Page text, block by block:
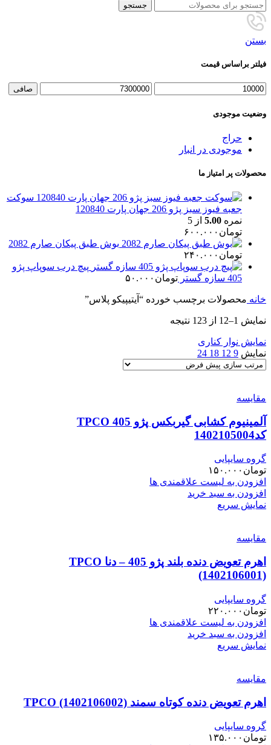
جستجو
بستن
فیلتر براساس قیمت
حداقل
حداكثر
صافی
وضعیت موجودی
حراج
موجودی در انبار
محصولات پر امتیاز ما
سوکت
جعبه فیوز سبز پژو 206 جهان پارت 120840
نمره 5.00 از 5
تومان ۶۰۰.۰۰۰
بوش طبق پیکان صارم 2082
تومان ۲۴۰.۰۰۰
پیچ درب سوپاپ پژو
405 سازه گستر
تومان ۵۰.۰۰۰
خانه محصولات برچسب خورده “آیتیپیکو پلاس”
نمایش 1–12 از 123 نتیجه
نمایش نوار کناری
نمایش 9
12
18
24
مقایسه
آلمینیوم کشابی گیربکس پژو 405 TPCO
کد1402105004
گروه سایپایی
تومان ۱۵۰.۰۰۰
افزودن به لیست علاقمندی ها
افزودن به سبد خرید
نمایش سریع
مقایسه
اهرم تعویض دنده بلند پژو 405 – دنا TPCO
(1402106001)
گروه سایپایی
تومان ۲۲۰.۰۰۰
افزودن به لیست علاقمندی ها
افزودن به سبد خرید
نمایش سریع
مقایسه
اهرم تعویض دنده کوتاه سمند TPCO (1402106002)
گروه سایپایی
تومان ۱۳۵.۰۰۰